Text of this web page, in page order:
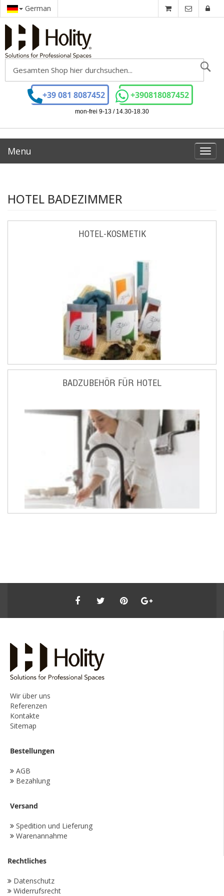
German
+39 081 8087452 +390818087452
mon-frei 9-13 / 14.30-18.30
Menu
HOTEL BADEZIMMER
HOTEL-KOSMETIK
BADZUBEHÖR FÜR HOTEL
Wir über uns
Referenzen
Kontakte
Sitemap
Bestellungen
AGB
Bezahlung
Versand
Spedition und Lieferung
Warenannahme
Rechtliches
Datenschutz
Widerrufsrecht